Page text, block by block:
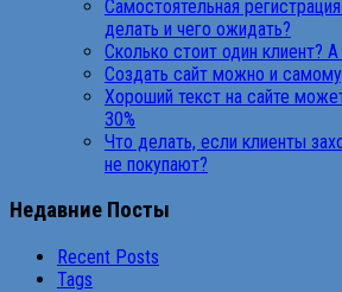
Самостоятельная
делать и чего ожидать?
Сколько стоит один клиент?
Создать сайт можно и
Хороший текст на сайте
30%
Что делать, если клиенты
не покупают?
Недавние Посты
Recent Posts
Tags